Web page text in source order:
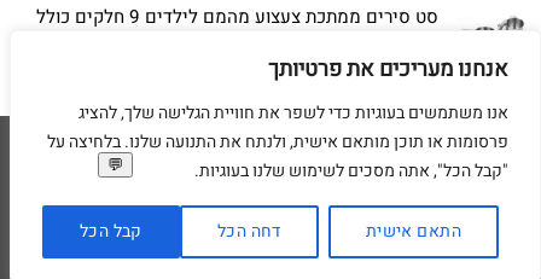
אנחנו מעריכים את פרטיותך
אנו משתמשים בעוגיות כדי לשפר את חוויית הגלישה שלך, להציג
פרסומות או תוכן מותאם אישית, ולנתח את התנועה שלנו. בלחיצה על
"קבל הכל", אתה מסכים לשימוש שלנו בעוגיות.
התאם אישית דחה הכל קבל הכל
סט סירים ממתכת צעצוע מהמם לילדים 9 חלקים כולל
₪40
Visa
MasterCard
American
Express
Visa
דף הבית מדיניות משלוחים מדיניות החזרת מוצרים תקנון מדיניות פרטיות
בקשת מחיקת פרטים אישיים
בניית ועיצוב אתרי מסחר Code&Concept Copyright 2026 ©